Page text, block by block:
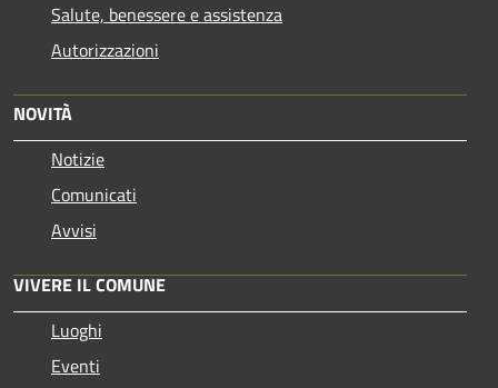
Salute, benessere e assistenza
Autorizzazioni
NOVITÀ
Notizie
Comunicati
Avvisi
VIVERE IL COMUNE
Luoghi
Eventi